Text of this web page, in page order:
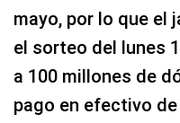
mayo, por lo que el
el sorteo del lunes
a 100 millones de
pago en efectivo